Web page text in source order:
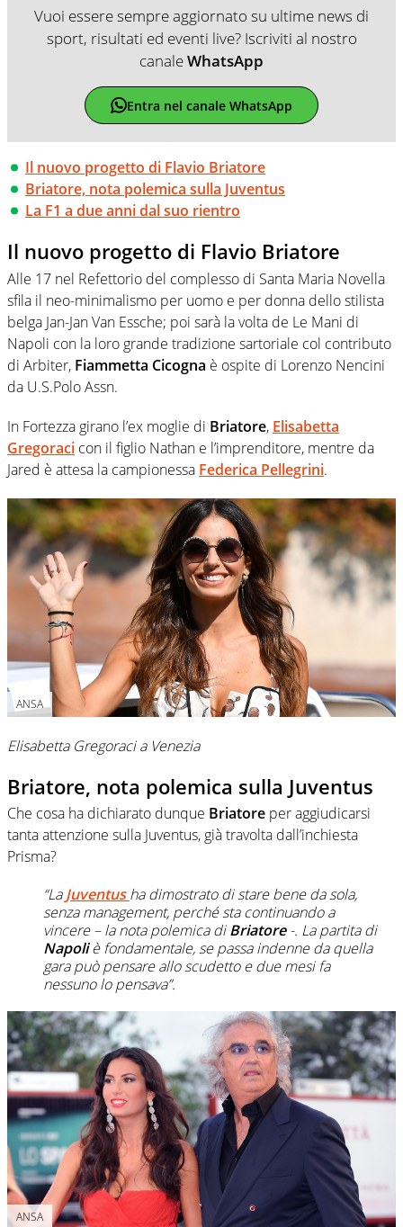
Vuoi essere sempre aggiornato su ultime news di
sport, risultati ed eventi live? Iscriviti al nostro
canaleWhatsApp
Entra nel canale WhatsApp
Il nuovo progetto di Flavio Briatore
Briatore, nota polemica sulla Juventus
La F1 a due anni dal suo rientro
Il nuovo progetto di Flavio Briatore
Alle 17 nel Refettorio del complesso di Santa Maria Novella
sfila il neo-minimalismo per uomo e per donna dello stilista
belga Jan-Jan Van Essche; poi sarà la volta de Le Mani di
Napoli con la loro grande tradizione sartoriale col contributo
di Arbiter, Fiammetta Cicogna è ospite di Lorenzo Nencini
da U.S.Polo Assn.
In Fortezza girano l’ex moglie di Briatore, Elisabetta
Gregoraci con il figlio Nathan e l’imprenditore, mentre da
Jared è attesa la campionessa Federica Pellegrini.
ANSA
Elisabetta Gregoraci a Venezia
Briatore, nota polemica sulla Juventus
Che cosa ha dichiarato dunque Briatore per aggiudicarsi
tanta attenzione sulla Juventus, già travolta dall’inchiesta
Prisma?
“LaJuventus ha dimostrato di stare bene da sola,
senza management, perché sta continuando a
vincere – la nota polemica diBriatore-. La partita di
Napoliè fondamentale, se passa indenne da quella
gara può pensare allo scudetto e due mesi fa
nessuno lo pensava”.
ANSA